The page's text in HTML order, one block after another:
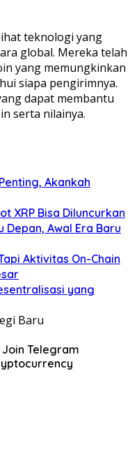
teknologi yang
global. Mereka telah
yang memungkinkan
siapa pengirimnya.
dapat membantu
serta nilainya.
Akankah
XRP Bisa Diluncurkan
Depan, Awal Era Baru
Aktivitas On-Chain
yang
Baru
Join Telegram